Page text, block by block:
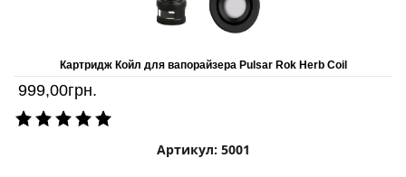
Картридж Койл для вапорайзера Pulsar Rok Herb Coil
999,00грн.
Артикул: 5001